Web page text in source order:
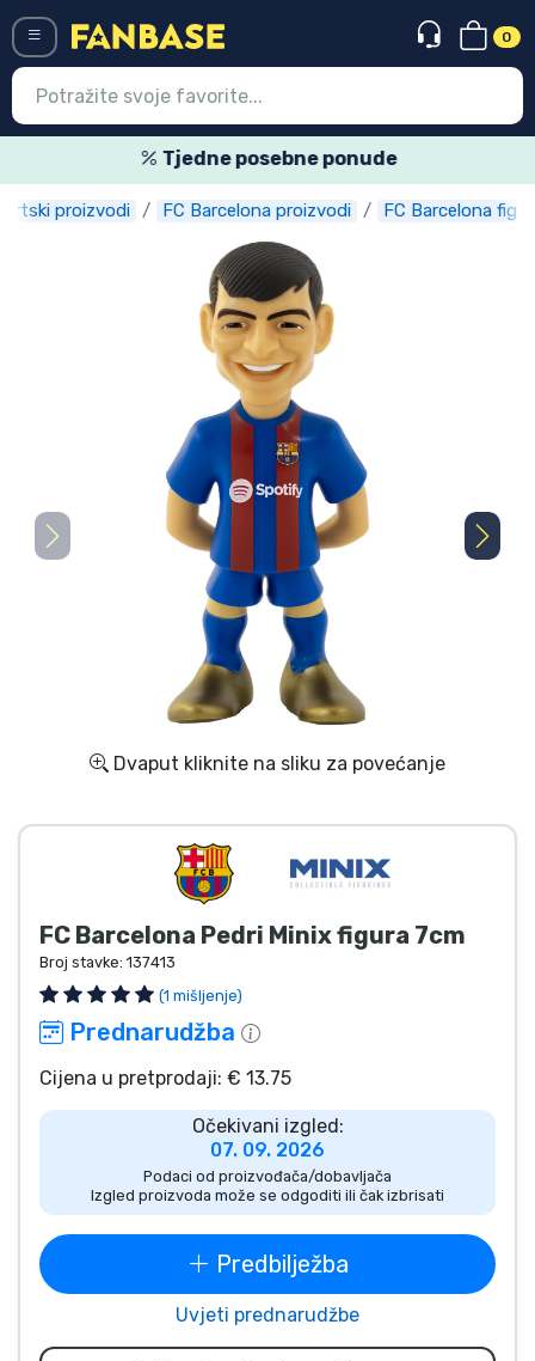
0
Tjedne posebne ponude
proizvodi FC Barcelona proizvodi FC Barcelona
Dvaput kliknite na sliku za povećanje
FC Barcelona Pedri Minix figura 7cm
Broj stavke: 137413
(1 mišljenje)
Prednarudžba
Cijena u pretprodaji: € 13.75
Očekivani izgled:
07. 09. 2026
Podaci od proizvođača/dobavljača
Izgled proizvoda može se odgoditi ili čak izbrisati
Predbilježba
Uvjeti prednarudžbe
Ulazak Registracija
Najnovije proizvodi
Ekspresna dostava
Prednarudžbe
Outlet proizvodi
Dostava i plaćanje
TV serija proizvodi
Film proizvodi
Crtani proizvodi
Anime proizvodi
Gamer proizvodi
Sportski proizvodi
Glazbeni proizvodi
Vrste proizvoda